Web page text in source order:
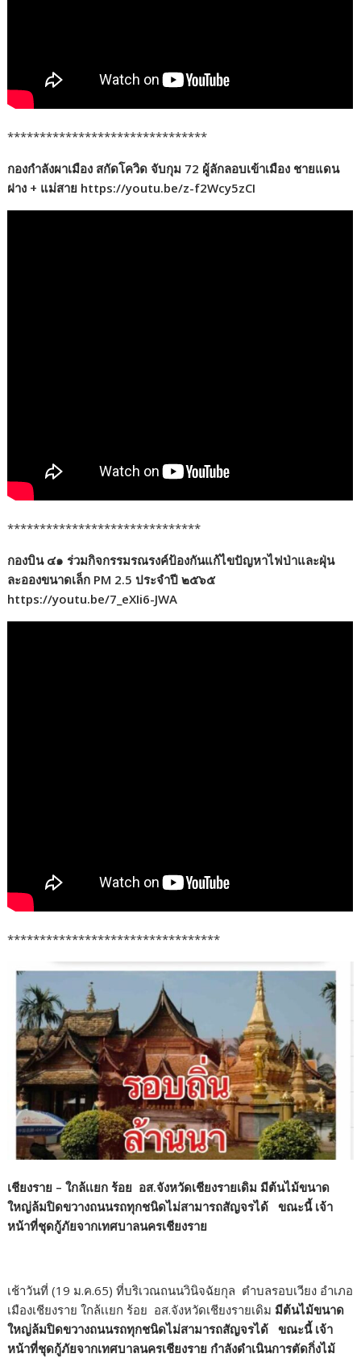
*******************************
กองกำลังผาเมือง สกัดโควิด จับกุม 72 ผู้ลักลอบเข้าเมือง ชายแดน
ฝาง + แม่สาย https://youtu.be/z-f2Wcy5zCI
******************************
กองบิน ๔๑ ร่วมกิจกรรมรณรงค์ป้องกันแก้ไขปัญหาไฟป่าและฝุ่น
ละอองขนาดเล็ก PM 2.5 ประจำปี ๒๕๖๕
https://youtu.be/7_eXIi6-JWA
*********************************
เชียงราย – ใกล้เเยก ร้อย อส.จังหวัด​เชียงราย​เดิม มีต้นไม้ขนาด
ใหญ่ล้มปิดขวางถนนรถทุกชนิด​ไม่สามารถ​สัญจรได้ ขณะนี้ เจ้า
หน้าที่ชุดกู้ภัยจากเทศบาลนครเชียงราย
เช้าวันที่ ​(19 ม.ค.65)​ ที่บริเวณถนนวินิจฉัยกุล ตำบลรอบเวียง อำเภอ
เมืองเชียงราย ใกล้เเยก ร้อย อส.จังหวัด​เชียงราย​เดิม มีต้นไม้ขนาด
ใหญ่ล้มปิดขวางถนนรถทุกชนิด​ไม่สามารถ​สัญจรได้ ขณะนี้ เจ้า
หน้าที่ชุดกู้ภัยจากเทศบาลนครเชียงราย กำลังดำเนินการตัดกิ่งไม้